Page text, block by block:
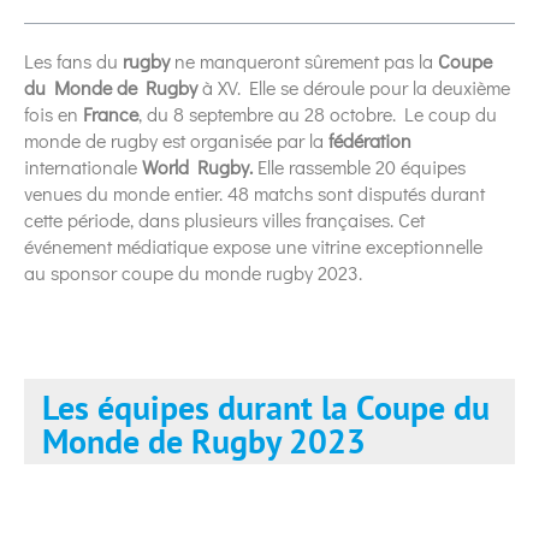
Les fans du rugbyne manqueront sûrement pas la Coupe
du Monde de Rugbyà XV. Elle se déroule pour la deuxième
fois en France, du 8 septembre au 28 octobre. Le coup du
monde de rugby est organisée par la fédération
internationaleWorld Rugby. Elle rassemble 20 équipes
venues du monde entier. 48 matchs sont disputés durant
cette période, dans plusieurs villes françaises. Cet
événement médiatique expose une vitrine exceptionnelle
au sponsor coupe du monde rugby 2023.
Les équipes durant la Coupe du
Monde de Rugby 2023